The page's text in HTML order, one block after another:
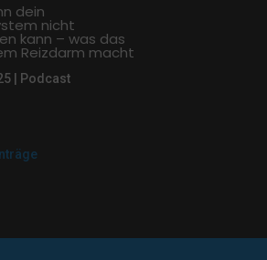
dein
nicht
kann – was das
Reizdarm macht
Podcast